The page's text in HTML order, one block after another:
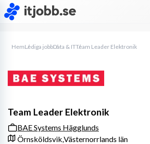
HemLediga jobbData & ITTeam Leader Elektronik
Team Leader Elektronik
BAE Systems Hägglunds
Örnsköldsvik,Västernorrlands län